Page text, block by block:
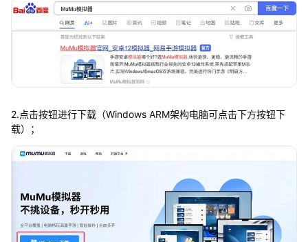
2.点击按钮进行下载（Windows ARM架构电脑可点击下方按钮下
载）；